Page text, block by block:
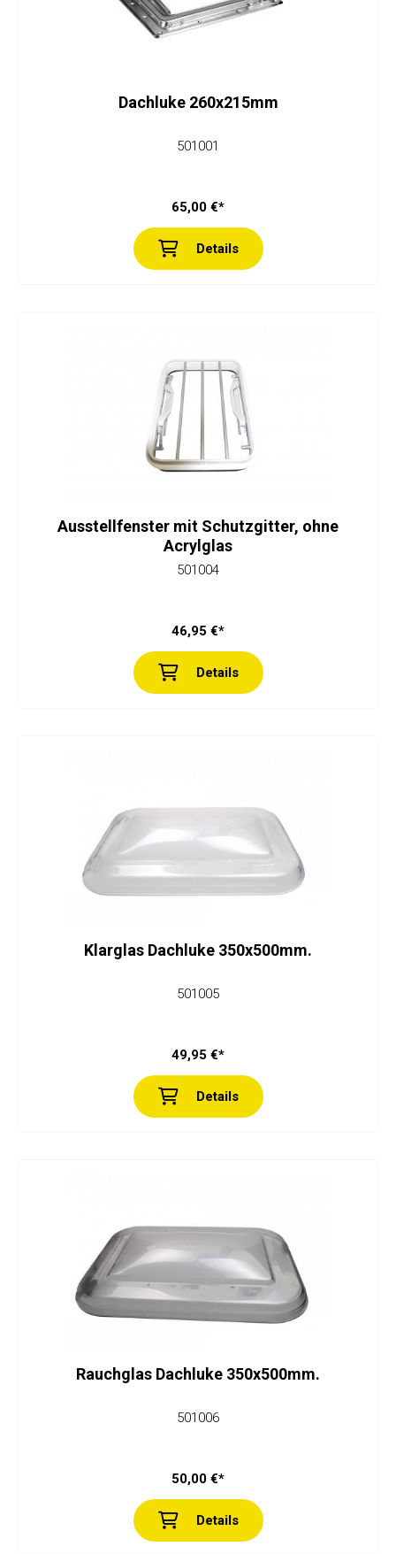
Dachluke 260x215mm
501001
65,00 €*
Details
Ausstellfenster mit Schutzgitter, ohne
Acrylglas
501004
46,95 €*
Details
Klarglas Dachluke 350x500mm.
501005
49,95 €*
Details
Rauchglas Dachluke 350x500mm.
501006
50,00 €*
Details